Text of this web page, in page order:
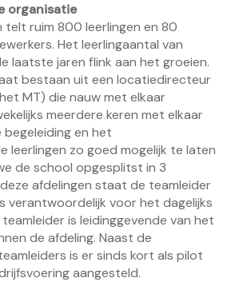
organisatie
ruim 800 leerlingen en 80
Het leerlingaantal van
laatste jaren flink aan het groeien.
bestaan uit een locatiedirecteur
MT) die nauw met elkaar
meerdere keren met elkaar
begeleiding en het
leerlingen zo goed mogelijk te laten
de school opgesplitst in 3
afdelingen staat de teamleider
verantwoordelijk voor het dagelijks
teamleider is leidinggevende van het
de afdeling. Naast de
is er sinds kort als pilot
aangesteld.